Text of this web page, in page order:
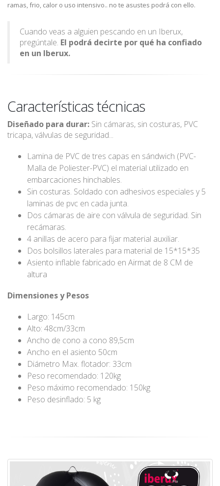
ramas, frio, calor o uso intensivo.. no te asustes podrá con ello.
Cuando veas a alguien pescando en un Iberux,
pregúntale. El podrá decirte por qué ha confiado
en un Iberux.
Características técnicas
Diseñado para durar: Sin cámaras, sin costuras, PVC
tricapa, válvulas de seguridad...
Lamina de PVC de tres capas en sándwich (PVC-
Malla de Poliester-PVC) el material utilizado en
embarcaciones hinchables.
Sin costuras. Soldado con adhesivos especiales y 5
laminas de pvc en cada junta.
Dos cámaras de aire con válvula de seguridad. Sin
recámaras.
4 anillas de acero para fijar material auxiliar.
Dos bolsillos laterales para material de 15*15*35
Asiento inflable fabricado en Airmat de 8 CM de
altura
Dimensiones y Pesos
Largo: 145cm
Alto: 48cm/33cm
Ancho de cono a cono 89,5cm
Ancho en el asiento 50cm
Diámetro Max. flotador: 33cm
Peso recomendado: 120kg
Peso máximo recomendado: 150kg
Peso desinflado: 5 kg